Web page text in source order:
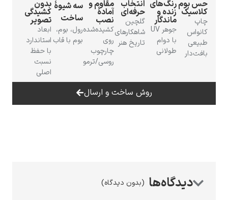
ادگار دگا
لودویگ دویچ
انتخاب
حرفه‌ای
گلچین
شاهکارهای
تاریخ هنر
مقاوم و
آمادهٔ
نصب
کشیده‌شده
روی
چارچوب
سه شیوهٔ
ساخت
رول، بوم،
بوم با قاب
بدون
کشیدگی
تصویر
ابعاد
استاندارد
با حفظ
نسبت
روش ساخت و ارسال
(بدون دیدگاه)